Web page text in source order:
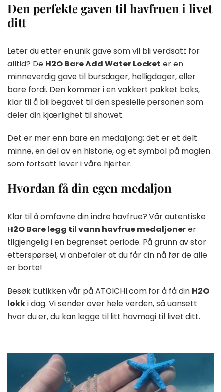
Den perfekte gaven til havfruen i livet
ditt
Leter du etter en unik gave som vil bli verdsatt for
alltid? De H2O Bare Add Water Locket er en
minneverdig gave til bursdager, helligdager, eller
bare fordi. Den kommer i en vakkert pakket boks,
klar til å bli begavet til den spesielle personen som
deler din kjærlighet til showet.
Det er mer enn bare en medaljong; det er et delt
minne, en del av en historie, og et symbol på magien
som fortsatt lever i våre hjerter.
Hvordan få din egen medaljon
Klar til å omfavne din indre havfrue? Vår autentiske
H2O Bare legg til vann havfrue medaljonerer
tilgjengelig i en begrenset periode. På grunn av stor
etterspørsel, vi anbefaler at du får din nå før de alle
er borte!
Besøk butikken vår på ATOICHI.com for å få din H2O
lokki dag. Vi sender over hele verden, så uansett
hvor du er, du kan legge til litt havmagi til livet ditt.